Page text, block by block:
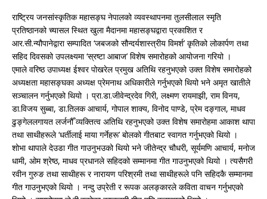
राष्ट्रिय जनसांस्कृतिक महासङ्घ नेपालको व्यवस्थापनमा तुलसीलाल स्मृति
प्रतिष्ठानको च्यासल स्थित खुला मैदानमा महासङ्घद्वारा प्रकाशित र
आर.सी.न्यौपानेद्वारा सम्पादित ‘जबजको सौन्दर्यशास्त्रीय विमर्श’ कृतिको लोकार्पण तथा
सहिद दिवसको उपलक्ष्यमा ‘स्रष्टा आबाज’ विशेष समारोहको आयोजना गरियो ।
एमाले वरिष्ठ उपाध्यक्ष ईश्वर पोखरेल प्रमुख अतिथि रहनुभएको उक्त विशेष समारोहको
अध्यक्षता महासङ्घका अध्यक्ष प्रेमनाथ अधिकारीले गर्नुभएको थियो भने अमृत खातीले
सञ्चालन गर्नुभएको थियो । प्रा.डा.जीवेन्द्रदेव गिरी, लक्ष्मण रायमाझी, राम विनय,
डा.विजय सुब्बा, डा.तिलक आचार्य, गोपाल शाक्य, विनोद पाण्डे, प्रेम दङ्गाल, माधव
ढुङ्गेललगायत लर्जनौँ व्यक्तित्व अतिथि रहनुभएको उक्त विशेष समारोहमा आकाश थापा
तथा साथीहरूले ‘धर्तीलाई माया गर्नेहरू’ बोलको गीतबाट स्वागत गर्नुभएको थियो ।
शोभा थापाले देउडा गीत गाउनुभउको थियो भने जीतेन्द्र चौधरी, सूर्यमणि आचार्य, मनोज
धामी, ओम श्रेष्ठ, माधव प्रधानले सहिदको सम्मानमा गीत गाउनुभएको थियो । त्यसैगरी
रवीन गुरुङ तथा साथीहरू र नारायण परिश्रमी तथा साथीहरूले पनि सहिदकै सम्मानमा
गीत गाउनुभएको थियो । नन्दु उप्रेती र रूपक अलङ्कारले कविता वाचन गर्नुभएको